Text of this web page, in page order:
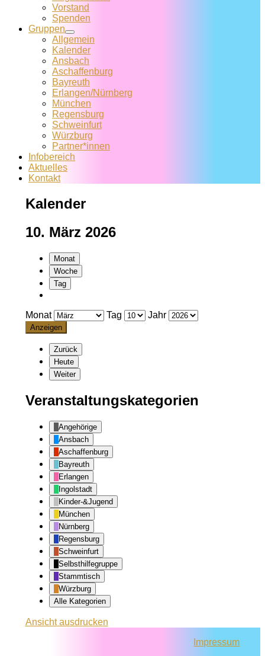
Vorstand
Spenden
Gruppen
Allgemein
Kalender
Ansbach
Aschaffenburg
Bayreuth
Erlangen/Nürnberg
München
Regensburg
Schweinfurt
Würzburg
Partner*innen
Infobereich
Aktuelles
Kontakt
Kalender
10. März 2026
Monat
Woche
Tag
Monat Tag Jahr
Zurück
Heute
Weiter
Veranstaltungskategorien
Angehörige
Ansbach
Aschaffenburg
Bayreuth
Erlangen
Ingolstadt
Kinder-&Jugend
München
Nürnberg
Regensburg
Schweinfurt
Selbsthilfegruppe
Stammtisch
Würzburg
Alle Kategorien
Ansichtausdrucken
Impressum